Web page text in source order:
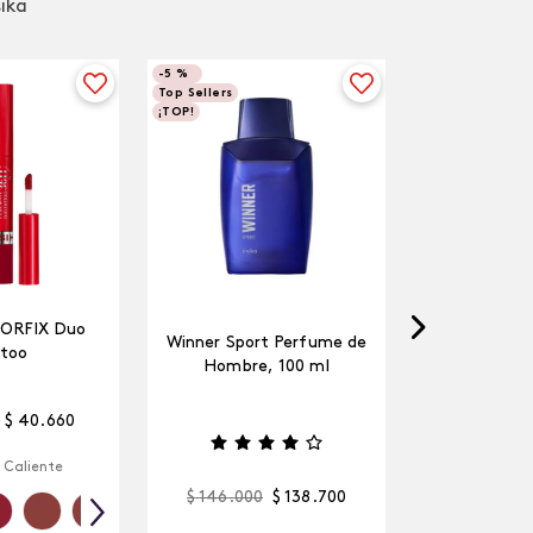
Duo
$ 40 .660
Caliente
-5 %
Top Sellers
¡TOP!
Winner Sport Perfume de
Hombre, 100 ml
$ 146.000 $ 138 .700